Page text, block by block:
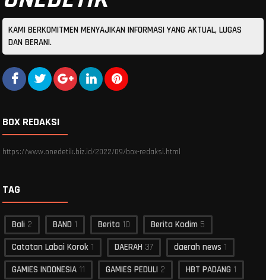
KAMI BERKOMITMEN MENYAJIKAN INFORMASI YANG AKTUAL, LUGAS
DAN BERANI.
BOX REDAKSI
https://www.onedetik.biz.id/2022/09/box-redaksi.html
TAG
Bali 2 BAND 1 Berita 10 Berita Kodim 5
Catatan Labai Korok 1 DAERAH 37 daerah news 1
GAMIES INDONESIA 11 GAMIES PEDULI 2 HBT PADANG 1